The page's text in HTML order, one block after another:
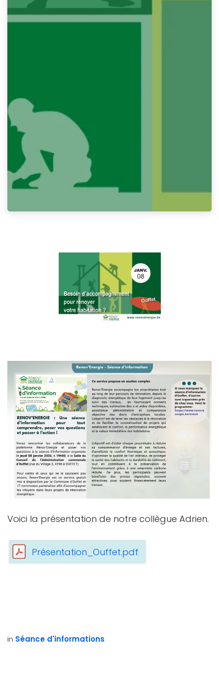
Voici la présentation de notre collègue Adrien.
Présentation_Ouffet.pdf
in Séance d'informations